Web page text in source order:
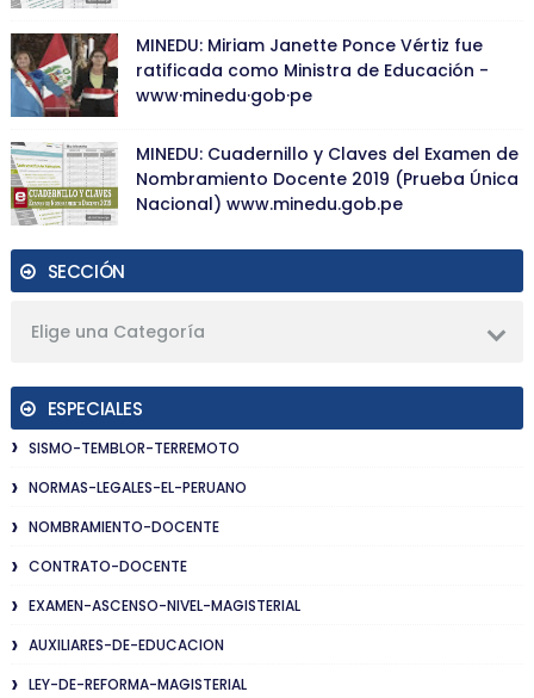
MINEDU: Miriam Janette Ponce Vértiz fue
ratificada como Ministra de Educación -
www·minedu·gob·pe
MINEDU: Cuadernillo y Claves del Examen de
Nombramiento Docente 2019 (Prueba Única
Nacional) www.minedu.gob.pe
SECCIÓN
Elige una Categoría
ESPECIALES
SISMO-TEMBLOR-TERREMOTO
NORMAS-LEGALES-EL-PERUANO
NOMBRAMIENTO-DOCENTE
CONTRATO-DOCENTE
EXAMEN-ASCENSO-NIVEL-MAGISTERIAL
AUXILIARES-DE-EDUCACION
LEY-DE-REFORMA-MAGISTERIAL